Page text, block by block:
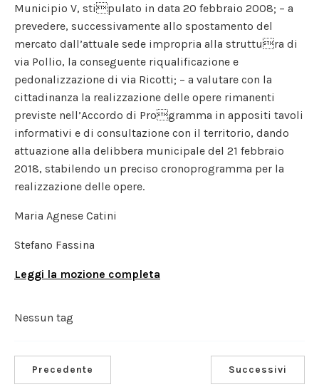
Municipio V, stipulato in data 20 febbraio 2008; – a
prevedere, successivamente allo spostamento del
mercato dall’attuale sede impropria alla struttura di
via Pollio, la conseguente riqualificazione e
pedonalizzazione di via Ricotti; – a valutare con la
cittadinanza la realizzazione delle opere rimanenti
previste nell’Accordo di Programma in appositi tavoli
informativi e di consultazione con il territorio, dando
attuazione alla delibbera municipale del 21 febbraio
2018, stabilendo un preciso cronoprogramma per la
realizzazione delle opere.
Maria Agnese Catini
Stefano Fassina
Leggi la mozione completa
Nessun tag
Precedente Successivi